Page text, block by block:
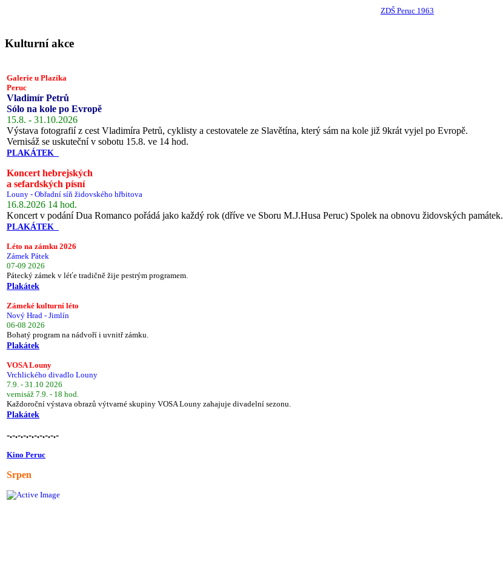
ZDŠ Peruc 1963
Kulturní akce
Galerie u Plazíka
Peruc
Vladimír Petrů
Sólo na kole po Evropě
15.8. - 31.10.2026
Výstava fotografií z cest Vladimíra Petrů, cyklisty a cestovatele ze Slavětína, který sám na kole již 9krát vyjel po Evropě.
Vernisáž se uskuteční v sobotu 15.8. ve 14 hod.
PLAKÁTEK
Koncert hebrejských
a sefardských písní
Louny - Obřadní síň židovského hřbitova
16.8.2026 14 hod.
Koncert v podání Dua Romanco pořádá jako každý rok (dříve ve Sboru M.J.Husa Peruc) Spolek na obnovu židovských památek.
PLAKÁTEK
Léto na zámku 2026
Zámek Pátek
07-09 2026
Pátecký zámek v léťe tradičně žije pestrým programem.
Plakátek
Zámeké kulturní léto
Nový Hrad - Jimlín
06-08 2026
Bohatý program na nádvoří i uvnitř zámku.
Plakátek
VOSA Louny
Vrchlického divadlo Louny
7.9. - 31.10 2026
vernisáž 7.9. - 18 hod.
Každoroční výstava obrazů výtvarné skupiny VOSA Louny zahajuje divadelní sezonu.
Plakátek
-.-.-.-.-.-.-.-.-.-
Kino Peruc
Srpen